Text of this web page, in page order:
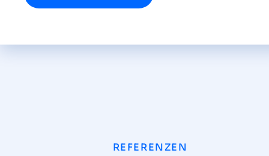
REFERENZEN